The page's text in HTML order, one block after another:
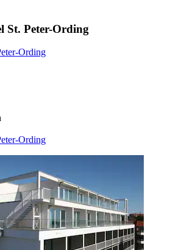
St. Peter-Ording
Ording
Ording